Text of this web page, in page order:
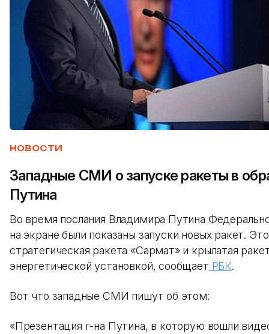
НОВОСТИ
Западные СМИ о запуске ракеты в
Путина
Во время послания Владимира Путина
на экране были показаны запуски новых ракет. Это
стратегическая ракета «Сармат» и крылатая
энергетической установкой, сообщает РБК.
Вот что западные СМИ пишут об этом:
«Презентация г-на Путина, в которую вошли